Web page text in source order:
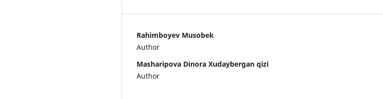
Rahimboyev Musobek
Author
Masharipova Dinora Xudaybergan qizi
Author